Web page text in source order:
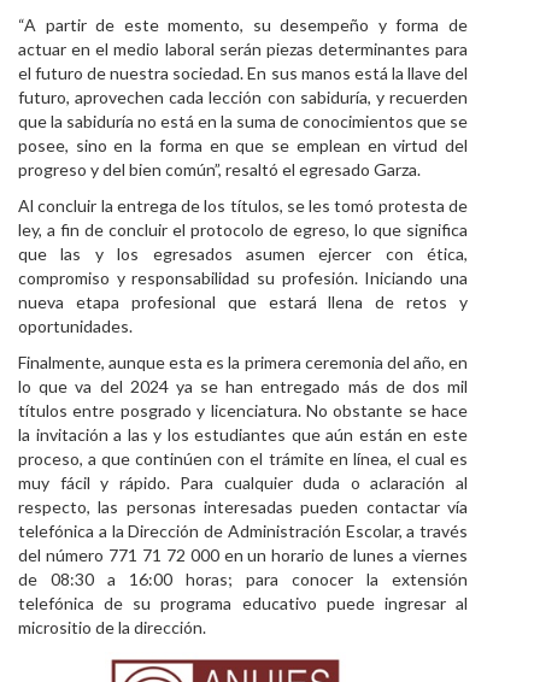
“A partir de este momento, su desempeño y forma de
actuar en el medio laboral serán piezas determinantes para
el futuro de nuestra sociedad. En sus manos está la llave del
futuro, aprovechen cada lección con sabiduría, y recuerden
que la sabiduría no está en la suma de conocimientos que se
posee, sino en la forma en que se emplean en virtud del
progreso y del bien común”, resaltó el egresado Garza.
Al concluir la entrega de los títulos, se les tomó protesta de
ley, a fin de concluir el protocolo de egreso, lo que significa
que las y los egresados asumen ejercer con ética,
compromiso y responsabilidad su profesión. Iniciando una
nueva etapa profesional que estará llena de retos y
oportunidades.
Finalmente, aunque esta es la primera ceremonia del año, en
lo que va del 2024 ya se han entregado más de dos mil
títulos entre posgrado y licenciatura. No obstante se hace
la invitación a las y los estudiantes que aún están en este
proceso, a que continúen con el trámite en línea, el cual es
muy fácil y rápido. Para cualquier duda o aclaración al
respecto, las personas interesadas pueden contactar vía
telefónica a la Dirección de Administración Escolar, a través
del número 771 71 72 000 en un horario de lunes a viernes
de 08:30 a 16:00 horas; para conocer la extensión
telefónica de su programa educativo puede ingresar al
micrositio de la dirección.